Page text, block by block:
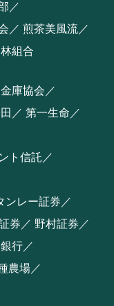
煎茶美風流
組合
庫協会
第一生命
ト信託
ンレー証券
券
野村証券
行
農場